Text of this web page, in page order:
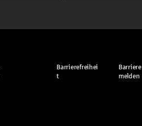
Barrierefreihei
t
Barriere
melden